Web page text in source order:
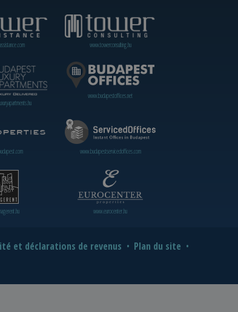
www.towerconsulting.hu
www.budapestoffices.net
www.budapestservicedoffices.com
www.eurocenter.hu
et déclarations de revenus
Plan du site